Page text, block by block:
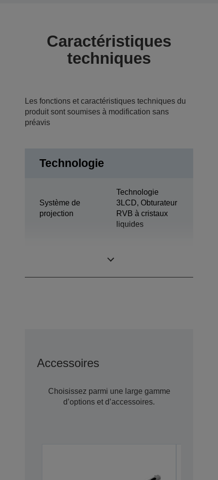
Caractéristiques
techniques
Les fonctions et caractéristiques techniques du
produit sont soumises à modification sans
préavis
Technologie
Système de
projection
Technologie
3LCD, Obturateur
RVB à cristaux
liquides
Accessoires
Choisissez parmi une large gamme
d’options et d’accessoires.